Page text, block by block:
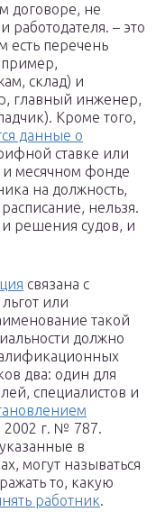
договоре, не
работодателя. – это
есть перечень
склад) и
главный инженер,
Кроме того,
данные о
ставке или
и месячном фонде
на должность,
нельзя.
решения судов, и
связана с
или
такой
должно
два: один для
специалистов и
2002 г. № 787.
в
могут называться
то, какую
работник.